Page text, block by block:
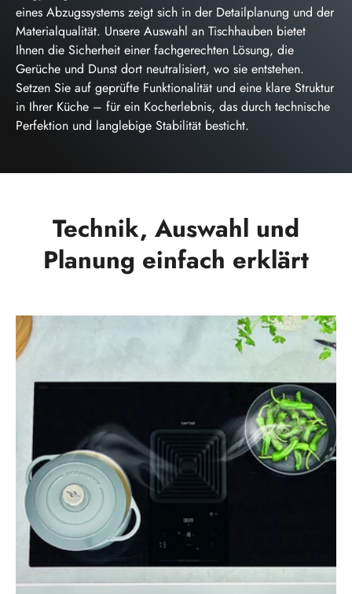
eines Abzugssystems zeigt sich in der Detailplanung und der
Materialqualität. Unsere Auswahl an Tischhauben bietet
Ihnen die Sicherheit einer fachgerechten Lösung, die
Gerüche und Dunst dort neutralisiert, wo sie entstehen.
Setzen Sie auf geprüfte Funktionalität und eine klare Struktur
in Ihrer Küche – für ein Kocherlebnis, das durch technische
Perfektion und langlebige Stabilität besticht.
Technik, Auswahl und
Planung einfach erklärt